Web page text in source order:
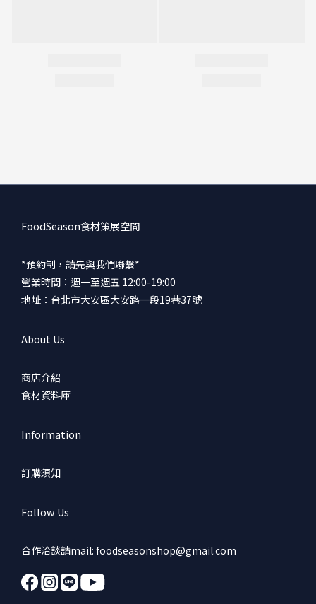
FoodSeason食材策展空間
*預約制，請先與我們聯繫*
營業時間：週一至週五 12:00-19:00
地址：台北市大安區大安路一段19巷37號
About Us
商店介紹
食材資料庫
Information
訂購須知
Follow Us
合作洽談請mail: foodseasonshop@gmail.com